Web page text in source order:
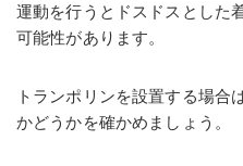
運動を行うとドスドスとした
可能性があります。
トランポリンを設置する場合
かどうかを確かめましょう。